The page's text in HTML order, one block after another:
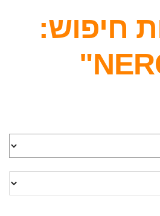
חיפוש: